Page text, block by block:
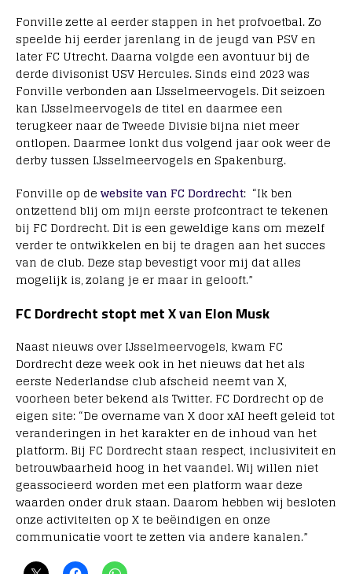
Fonville zette al eerder stappen in het profvoetbal. Zo
speelde hij eerder jarenlang in de jeugd van PSV en
later FC Utrecht. Daarna volgde een avontuur bij de
derde divisonist USV Hercules. Sinds eind 2023 was
Fonville verbonden aan IJsselmeervogels. Dit seizoen
kan IJsselmeervogels de titel en daarmee een
terugkeer naar de Tweede Divisie bijna niet meer
ontlopen. Daarmee lonkt dus volgend jaar ook weer de
derby tussen IJsselmeervogels en Spakenburg.
Fonville op de website van FC Dordrecht: “Ik ben
ontzettend blij om mijn eerste profcontract te tekenen
bij FC Dordrecht. Dit is een geweldige kans om mezelf
verder te ontwikkelen en bij te dragen aan het succes
van de club. Deze stap bevestigt voor mij dat alles
mogelijk is, zolang je er maar in gelooft.”
FC Dordrecht stopt met X van Elon Musk
Naast nieuws over IJsselmeervogels, kwam FC
Dordrecht deze week ook in het nieuws dat het als
eerste Nederlandse club afscheid neemt van X,
voorheen beter bekend als Twitter. FC Dordrecht op de
eigen site: “De overname van X door xAI heeft geleid tot
veranderingen in het karakter en de inhoud van het
platform. Bij FC Dordrecht staan respect, inclusiviteit en
betrouwbaarheid hoog in het vaandel.Wij willen niet
geassocieerd worden met een platform waar deze
waarden onder druk staan. Daarom hebben wij besloten
onze activiteiten op X te beëindigen en onze
communicatie voort te zetten via andere kanalen.”